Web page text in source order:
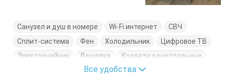
Санузел и душ в номере Wi-Fi интернет
СВЧ
Сплит-система
Фен Холодильник
Цифровое ТВ
Электрочайник
Вешалка
Кровати односпальные
Кровать двуспальная
Посуда
Терраса
Все удобства